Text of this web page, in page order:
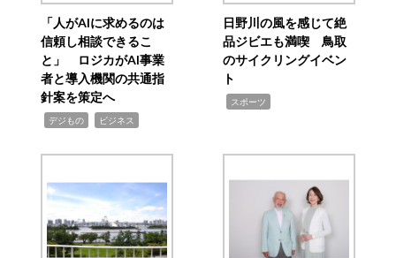
「人がAIに求めるのは
信頼し相談できるこ
と」 ロジカがAI事業
者と導入機関の共通指
針案を策定へ
デジもの ビジネス
日野川の風を感じて絶
品ジビエも満喫 鳥取
のサイクリングイベン
ト
スポーツ